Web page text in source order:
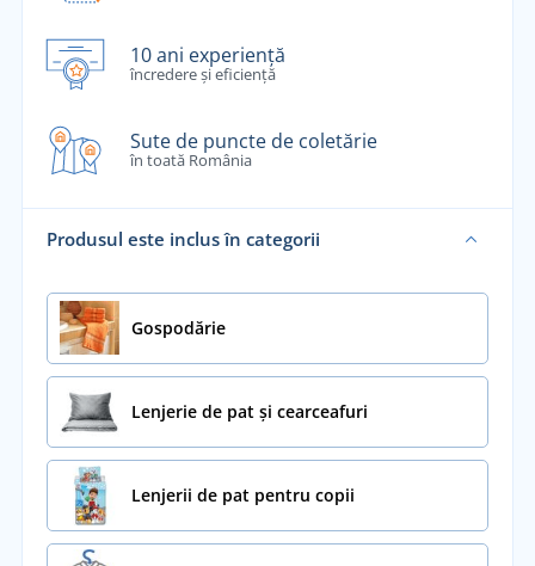
10 ani experiență
încredere și eficiență
Sute de puncte de coletărie
în toată România
Produsul este inclus în categorii
Gospodărie
Lenjerie de pat și cearceafuri
Lenjerii de pat pentru copii